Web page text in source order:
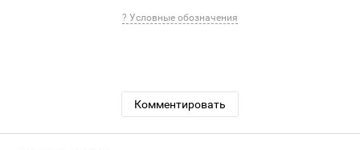
? Условные обозначения
Комментировать